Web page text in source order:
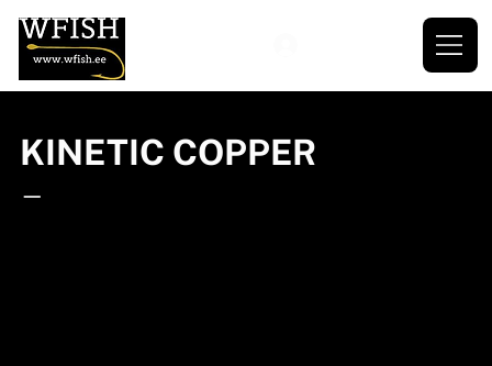
KINETIC COPPER
—